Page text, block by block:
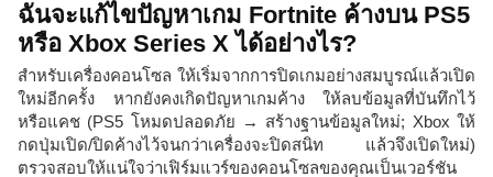
ฉันจะแก้ไขปัญหาเกม Fortnite ค้างบน PS5
หรือ Xbox Series X ได้อย่างไร?
สำหรับเครื่องคอนโซล ให้เริ่มจากการปิดเกมอย่างสมบูรณ์แล้วเปิด
ใหม่อีกครั้ง หากยังคงเกิดปัญหาเกมค้าง ให้ลบข้อมูลที่บันทึกไว้
หรือแคช (PS5 โหมดปลอดภัย → สร้างฐานข้อมูลใหม่; Xbox ให้
กดปุ่มเปิด/ปิดค้างไว้จนกว่าเครื่องจะปิดสนิท แล้วจึงเปิดใหม่)
ตรวจสอบให้แน่ใจว่าเฟิร์มแวร์ของคอนโซลของคุณเป็นเวอร์ชัน